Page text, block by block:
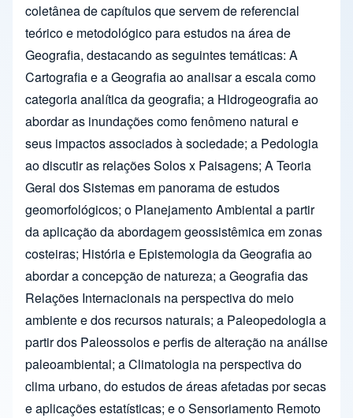
coletânea de capítulos que servem de referencial
teórico e metodológico para estudos na área de
Geografia, destacando as seguintes temáticas: A
Cartografia e a Geografia ao analisar a escala como
categoria analítica da geografia; a Hidrogeografia ao
abordar as inundações como fenômeno natural e
seus impactos associados à sociedade; a Pedologia
ao discutir as relações Solos x Paisagens; A Teoria
Geral dos Sistemas em panorama de estudos
geomorfológicos; o Planejamento Ambiental a partir
da aplicação da abordagem geossistêmica em zonas
costeiras; História e Epistemologia da Geografia ao
abordar a concepção de natureza; a Geografia das
Relações Internacionais na perspectiva do meio
ambiente e dos recursos naturais; a Paleopedologia a
partir dos Paleossolos e perfis de alteração na análise
paleoambiental; a Climatologia na perspectiva do
clima urbano, do estudos de áreas afetadas por secas
e aplicações estatísticas; e o Sensoriamento Remoto